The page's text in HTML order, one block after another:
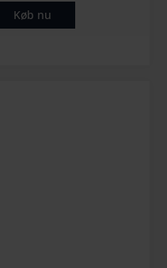
Køb nu